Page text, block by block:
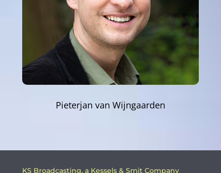
Pieterjan van Wijngaarden
KS Broadcasting, a Kessels & Smit Company